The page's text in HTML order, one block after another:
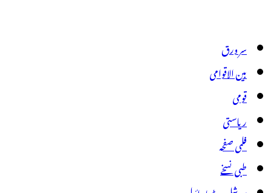
سر ورق
بین الاقوامی
قومی
ریاستی
فلمی صفحہ
طبی نسخے